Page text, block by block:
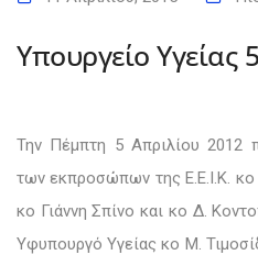
Υπουργείο Υγείας
Την Πέμπτη 5 Απριλίου 2012
των εκπροσώπων της Ε.Ε.Ι.Κ. κο
κο Γιάννη Σπίνο και κο Δ.
Υφυπουργό Υγείας κο Μ.